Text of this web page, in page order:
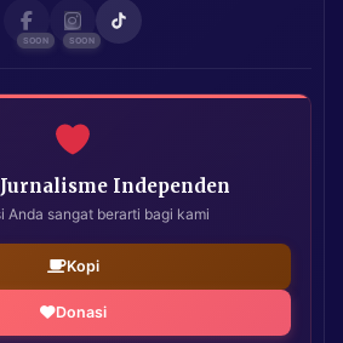
Independen
Anda sangat berarti bagi kami
Kopi
Donasi